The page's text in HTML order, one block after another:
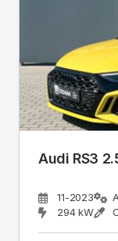
Audi RS3
11-2023
294 kW